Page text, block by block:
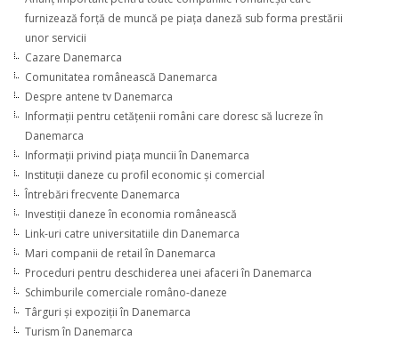
furnizează forţă de muncă pe piaţa daneză sub forma prestării
unor servicii
Cazare Danemarca
Comunitatea românească Danemarca
Despre antene tv Danemarca
Informaţii pentru cetăţenii români care doresc să lucreze în
Danemarca
Informaţii privind piaţa muncii în Danemarca
Instituţii daneze cu profil economic şi comercial
Întrebări frecvente Danemarca
Investiţii daneze în economia românească
Link-uri catre universitatiile din Danemarca
Mari companii de retail în Danemarca
Proceduri pentru deschiderea unei afaceri în Danemarca
Schimburile comerciale româno-daneze
Târguri şi expoziţii în Danemarca
Turism în Danemarca